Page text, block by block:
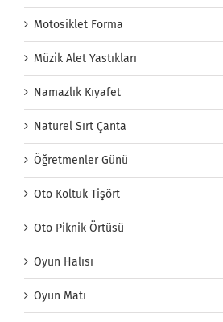
Motosiklet Forma
Müzik Alet Yastıkları
Namazlık Kıyafet
Naturel Sırt Çanta
Öğretmenler Günü
Oto Koltuk Tişört
Oto Piknik Örtüsü
Oyun Halısı
Oyun Matı